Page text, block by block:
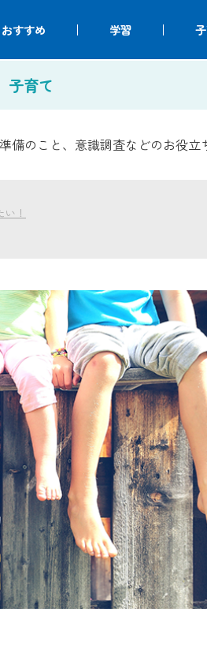
おすすめ 学習
子育て
備のこと、意識調査などのお役
！